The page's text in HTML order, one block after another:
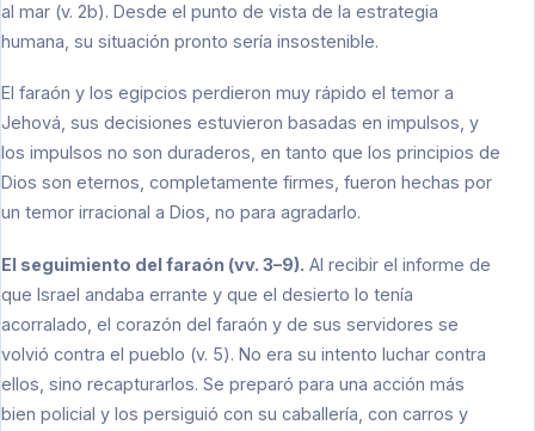
al mar (v. 2b). Desde el punto de vista de la estrategia
humana, su situación pronto sería insostenible.
El faraón y los egipcios perdieron muy rápido el temor a
Jehová, sus decisiones estuvieron basadas en impulsos, y
los impulsos no son duraderos, en tanto que los principios de
Dios son eternos, completamente firmes, fueron hechas por
un temor irracional a Dios, no para agradarlo.
El seguimiento del faraón (vv. 3–9). Al recibir el informe de
que Israel andaba errante y que el desierto lo tenía
acorralado, el corazón del faraón y de sus servidores se
volvió contra el pueblo (v. 5). No era su intento luchar contra
ellos, sino recapturarlos. Se preparó para una acción más
bien policial y los persiguió con su caballería, con carros y